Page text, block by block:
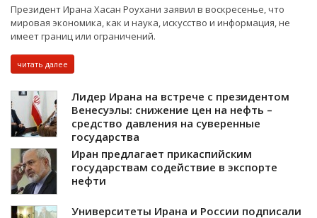
Президент Ирана Хасан Роухани заявил в воскресенье, что
мировая экономика, как и наука, искусство и информация, не
имеет границ или ограничений.
читать далее
Лидер Ирана на встрече с президентом
Венесуэлы: снижение цен на нефть –
средство давления на суверенные
государства
Иран предлагает прикаспийским
государствам содействие в экспорте
нефти
Университеты Ирана и России подписали